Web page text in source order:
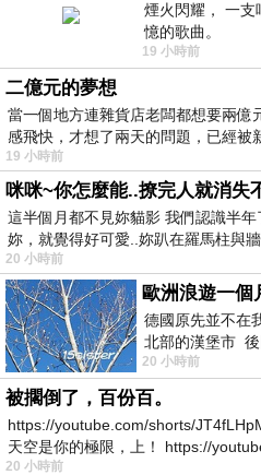
煙火閃耀， 一支
憶的歌曲。
19 小時前
二億元的夢想
當一個地方連雜貨店老闆都想要兩億
感飛快，才想了兩天的問題，已經被
19 小時前
咪咪~你怎麼能..撩完人就消失
這半個月都不見妳貓影 我們認識半
妳，就覺得好可愛..妳趴在羅馬柱與
20 小時前
歐洲浪遊一個
德國原先並不在
北部的漢堡市
堡市吃晚餐和過夜
20 小時前
被擱倒了，百份百。
https://youtube.com/shorts/
天空是你的極限，上！ https://
20 小時前